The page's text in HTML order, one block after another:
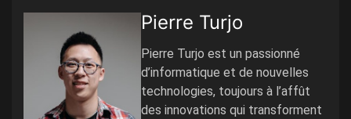
Pierre Turjo
Pierre Turjo est un passionné
d’informatique et de nouvelles
technologies, toujours à l’affût
des innovations qui transforment